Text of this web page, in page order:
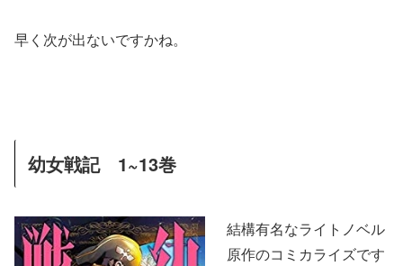
早く次が出ないですかね。
幼女戦記 1~13巻
結構有名なライトノベル
原作のコミカライズです